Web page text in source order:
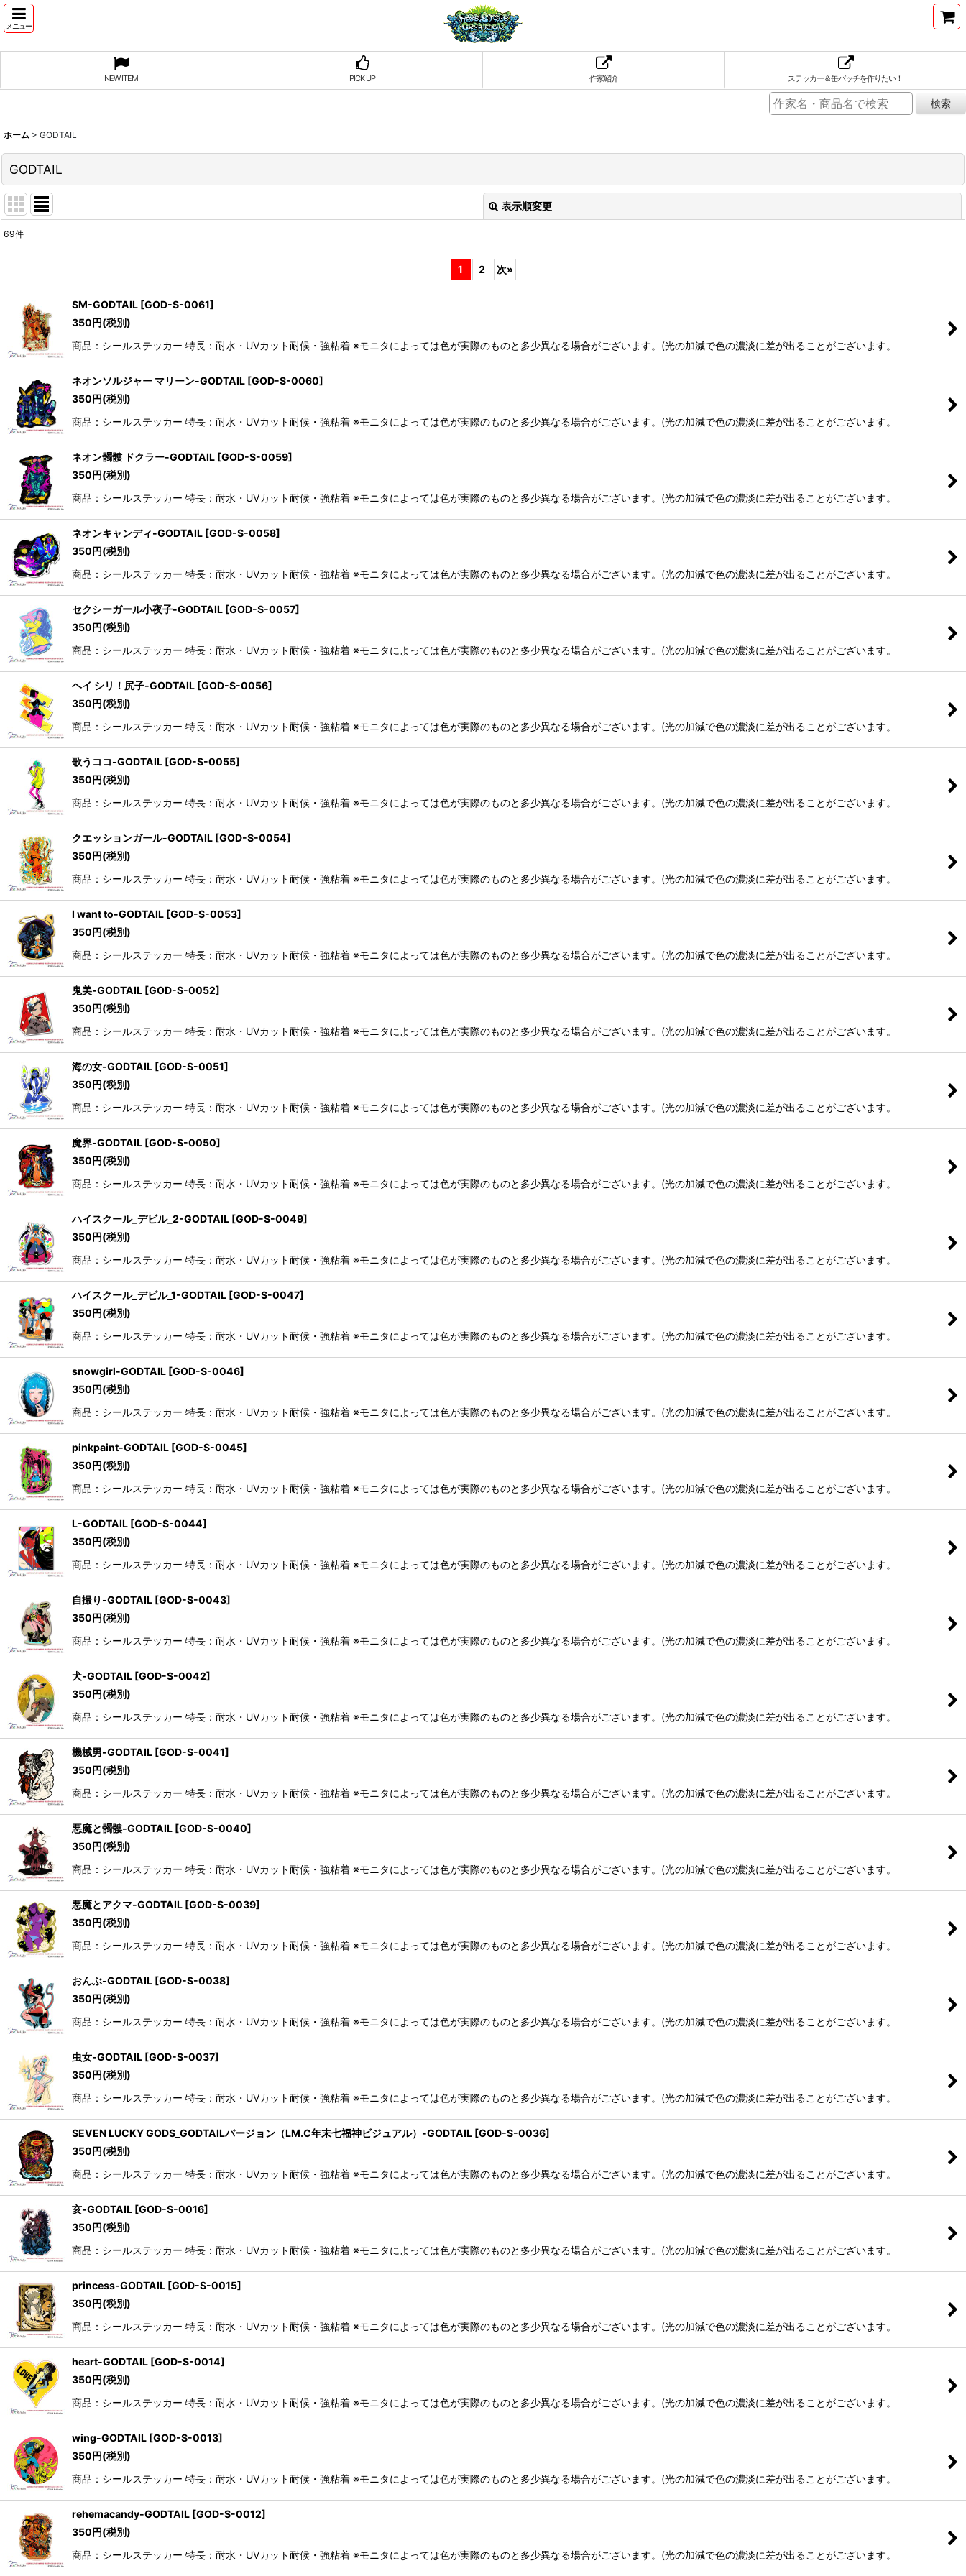
メニュー
NEW ITEM PICK UP 作家紹介 ステッカー＆缶バッチを作りたい！
ホーム > GODTAIL
GODTAIL
表示順変更
69件
1 2 次»
SM-GODTAIL [GOD-S-0061]
350円(税別)
商品：シールステッカー 特長：耐水・UVカット耐候・強粘着 ※モニタによっては色が実際のものと多少異なる場合がございます。(光の加減で色の濃淡に差が出ることがございます。
ネオンソルジャー マリーン-GODTAIL [GOD-S-0060]
350円(税別)
商品：シールステッカー 特長：耐水・UVカット耐候・強粘着 ※モニタによっては色が実際のものと多少異なる場合がございます。(光の加減で色の濃淡に差が出ることがございます。
ネオン髑髏 ドクラー-GODTAIL [GOD-S-0059]
350円(税別)
商品：シールステッカー 特長：耐水・UVカット耐候・強粘着 ※モニタによっては色が実際のものと多少異なる場合がございます。(光の加減で色の濃淡に差が出ることがございます。
ネオンキャンディ-GODTAIL [GOD-S-0058]
350円(税別)
商品：シールステッカー 特長：耐水・UVカット耐候・強粘着 ※モニタによっては色が実際のものと多少異なる場合がございます。(光の加減で色の濃淡に差が出ることがございます。
セクシーガール小夜子-GODTAIL [GOD-S-0057]
350円(税別)
商品：シールステッカー 特長：耐水・UVカット耐候・強粘着 ※モニタによっては色が実際のものと多少異なる場合がございます。(光の加減で色の濃淡に差が出ることがございます。
ヘイ シリ！尻子-GODTAIL [GOD-S-0056]
350円(税別)
商品：シールステッカー 特長：耐水・UVカット耐候・強粘着 ※モニタによっては色が実際のものと多少異なる場合がございます。(光の加減で色の濃淡に差が出ることがございます。
歌うココ-GODTAIL [GOD-S-0055]
350円(税別)
商品：シールステッカー 特長：耐水・UVカット耐候・強粘着 ※モニタによっては色が実際のものと多少異なる場合がございます。(光の加減で色の濃淡に差が出ることがございます。
クエッションガール-GODTAIL [GOD-S-0054]
350円(税別)
商品：シールステッカー 特長：耐水・UVカット耐候・強粘着 ※モニタによっては色が実際のものと多少異なる場合がございます。(光の加減で色の濃淡に差が出ることがございます。
I want to-GODTAIL [GOD-S-0053]
350円(税別)
商品：シールステッカー 特長：耐水・UVカット耐候・強粘着 ※モニタによっては色が実際のものと多少異なる場合がございます。(光の加減で色の濃淡に差が出ることがございます。
鬼美-GODTAIL [GOD-S-0052]
350円(税別)
商品：シールステッカー 特長：耐水・UVカット耐候・強粘着 ※モニタによっては色が実際のものと多少異なる場合がございます。(光の加減で色の濃淡に差が出ることがございます。
海の女-GODTAIL [GOD-S-0051]
350円(税別)
商品：シールステッカー 特長：耐水・UVカット耐候・強粘着 ※モニタによっては色が実際のものと多少異なる場合がございます。(光の加減で色の濃淡に差が出ることがございます。
魔界-GODTAIL [GOD-S-0050]
350円(税別)
商品：シールステッカー 特長：耐水・UVカット耐候・強粘着 ※モニタによっては色が実際のものと多少異なる場合がございます。(光の加減で色の濃淡に差が出ることがございます。
ハイスクール_デビル_2-GODTAIL [GOD-S-0049]
350円(税別)
商品：シールステッカー 特長：耐水・UVカット耐候・強粘着 ※モニタによっては色が実際のものと多少異なる場合がございます。(光の加減で色の濃淡に差が出ることがございます。
ハイスクール_デビル_1-GODTAIL [GOD-S-0047]
350円(税別)
商品：シールステッカー 特長：耐水・UVカット耐候・強粘着 ※モニタによっては色が実際のものと多少異なる場合がございます。(光の加減で色の濃淡に差が出ることがございます。
snowgirl-GODTAIL [GOD-S-0046]
350円(税別)
商品：シールステッカー 特長：耐水・UVカット耐候・強粘着 ※モニタによっては色が実際のものと多少異なる場合がございます。(光の加減で色の濃淡に差が出ることがございます。
pinkpaint-GODTAIL [GOD-S-0045]
350円(税別)
商品：シールステッカー 特長：耐水・UVカット耐候・強粘着 ※モニタによっては色が実際のものと多少異なる場合がございます。(光の加減で色の濃淡に差が出ることがございます。
L-GODTAIL [GOD-S-0044]
350円(税別)
商品：シールステッカー 特長：耐水・UVカット耐候・強粘着 ※モニタによっては色が実際のものと多少異なる場合がございます。(光の加減で色の濃淡に差が出ることがございます。
自撮り-GODTAIL [GOD-S-0043]
350円(税別)
商品：シールステッカー 特長：耐水・UVカット耐候・強粘着 ※モニタによっては色が実際のものと多少異なる場合がございます。(光の加減で色の濃淡に差が出ることがございます。
犬-GODTAIL [GOD-S-0042]
350円(税別)
商品：シールステッカー 特長：耐水・UVカット耐候・強粘着 ※モニタによっては色が実際のものと多少異なる場合がございます。(光の加減で色の濃淡に差が出ることがございます。
機械男-GODTAIL [GOD-S-0041]
350円(税別)
商品：シールステッカー 特長：耐水・UVカット耐候・強粘着 ※モニタによっては色が実際のものと多少異なる場合がございます。(光の加減で色の濃淡に差が出ることがございます。
悪魔と髑髏-GODTAIL [GOD-S-0040]
350円(税別)
商品：シールステッカー 特長：耐水・UVカット耐候・強粘着 ※モニタによっては色が実際のものと多少異なる場合がございます。(光の加減で色の濃淡に差が出ることがございます。
悪魔とアクマ-GODTAIL [GOD-S-0039]
350円(税別)
商品：シールステッカー 特長：耐水・UVカット耐候・強粘着 ※モニタによっては色が実際のものと多少異なる場合がございます。(光の加減で色の濃淡に差が出ることがございます。
おんぶ-GODTAIL [GOD-S-0038]
350円(税別)
商品：シールステッカー 特長：耐水・UVカット耐候・強粘着 ※モニタによっては色が実際のものと多少異なる場合がございます。(光の加減で色の濃淡に差が出ることがございます。
虫女-GODTAIL [GOD-S-0037]
350円(税別)
商品：シールステッカー 特長：耐水・UVカット耐候・強粘着 ※モニタによっては色が実際のものと多少異なる場合がございます。(光の加減で色の濃淡に差が出ることがございます。
SEVEN LUCKY GODS_GODTAILバージョン（LM.C年末七福神ビジュアル）-GODTAIL [GOD-S-0036]
350円(税別)
商品：シールステッカー 特長：耐水・UVカット耐候・強粘着 ※モニタによっては色が実際のものと多少異なる場合がございます。(光の加減で色の濃淡に差が出ることがございます。
亥-GODTAIL [GOD-S-0016]
350円(税別)
商品：シールステッカー 特長：耐水・UVカット耐候・強粘着 ※モニタによっては色が実際のものと多少異なる場合がございます。(光の加減で色の濃淡に差が出ることがございます。
princess-GODTAIL [GOD-S-0015]
350円(税別)
商品：シールステッカー 特長：耐水・UVカット耐候・強粘着 ※モニタによっては色が実際のものと多少異なる場合がございます。(光の加減で色の濃淡に差が出ることがございます。
heart-GODTAIL [GOD-S-0014]
350円(税別)
商品：シールステッカー 特長：耐水・UVカット耐候・強粘着 ※モニタによっては色が実際のものと多少異なる場合がございます。(光の加減で色の濃淡に差が出ることがございます。
wing-GODTAIL [GOD-S-0013]
350円(税別)
商品：シールステッカー 特長：耐水・UVカット耐候・強粘着 ※モニタによっては色が実際のものと多少異なる場合がございます。(光の加減で色の濃淡に差が出ることがございます。
rehemacandy-GODTAIL [GOD-S-0012]
350円(税別)
商品：シールステッカー 特長：耐水・UVカット耐候・強粘着 ※モニタによっては色が実際のものと多少異なる場合がございます。(光の加減で色の濃淡に差が出ることがございます。